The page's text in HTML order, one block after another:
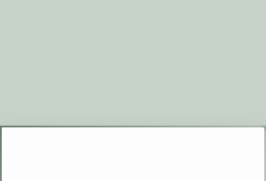
elexbet giriş